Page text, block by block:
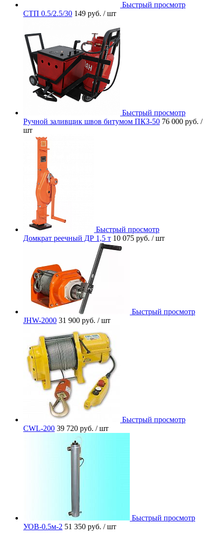
Быстрый просмотр
СТП 0.5/2.5/30 149 руб. / шт
Быстрый просмотр
Ручной заливщик швов битумом ПКЗ-50 76 000 руб. /
шт
Быстрый просмотр
Домкрат реечный ДР 1,5 т 10 075 руб. / шт
Быстрый просмотр
JHW-2000 31 900 руб. / шт
Быстрый просмотр
CWL-200 39 720 руб. / шт
Быстрый просмотр
УОВ-0.5м-2 51 350 руб. / шт